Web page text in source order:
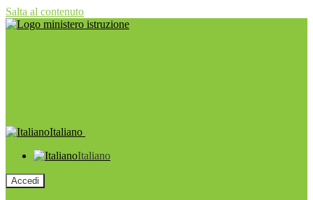
Salta al contenuto
Italiano
Italiano
Accedi